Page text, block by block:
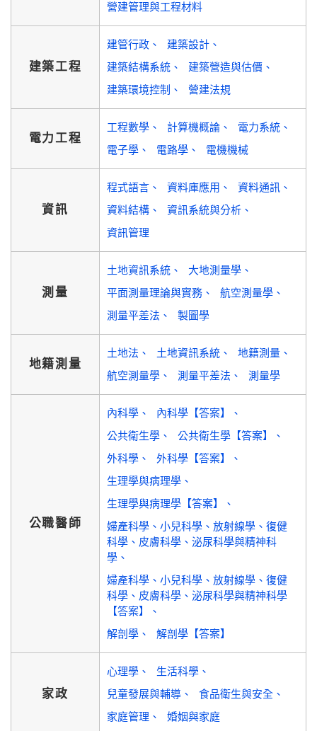
營建管理與工程材料
建築工程
建管行政
建築設計
建築結構系統
建築營造與估價
建築環境控制
營建法規
電力工程
工程數學 計算機概論
電力系統
電子學
電路學 電機機械
資訊
程式語言 資料庫應用
資料通訊
資料結構
資訊系統與分析
資訊管理
測量
土地資訊系統
大地測量學
平面測量理論與實務
航空測量學
測量平差法
製圖學
地籍測量
土地法 土地資訊系統
地籍測量
航空測量學
測量平差法 測量學
公職醫師
內科學
內科學【答案】
公共衛生學
公共衛生學【答案】
外科學
外科學【答案】
生理學與病理學
生理學與病理學【答案】
婦產科學、小兒科學、放射線學、復健
科學、皮膚科學、泌尿科學與精神科
學
婦產科學、小兒科學、放射線學、復健
科學、皮膚科學、泌尿科學與精神科學
【答案】
解剖學
解剖學【答案】
家政
心理學
生活科學
兒童發展與輔導
食品衛生與安全
家庭管理
婚姻與家庭